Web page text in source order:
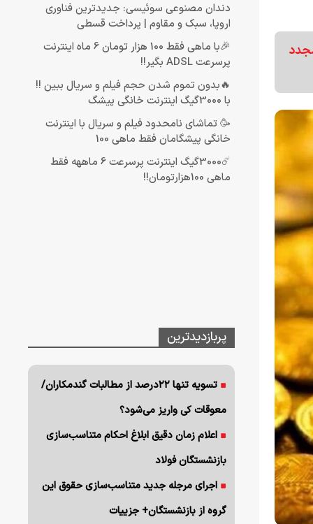
دندان مصنوعی سوئیسی: جدیدترین فناوری
اروپا، سبک و مقاوم | پرداخت قسطی
🎉با ماهی فقط 100 هزار تومان 6 ماه اینترنت
پرسرعت ADSL بگیر!!
🔥بدون تموم شدن حجم فیلم و سریال ببین !!
با 3000گیگ اینترنت خانگی پیشگ
🥳 تماشای نامحدود فیلم و سریال با اینترنت
خانگی پیشگامان فقط ماهی 100
☄️3000گیگ اینترنت پرسرعت 6 ماههه فقط
ماهی 100هزارتومان!!
پربازدیدترین
تسویه تنها ۲۲درصد از مطالبات گندمکاران/
معوقات کی واریز می‌شود؟
اعلام زمان دقیق ابلاغ احکام متناسب‌سازی
بازنشستگان فولاد
اجرای مرجله جدید متناسب‌سازی حقوق این
گروه از بازنشستگان+ جزییات